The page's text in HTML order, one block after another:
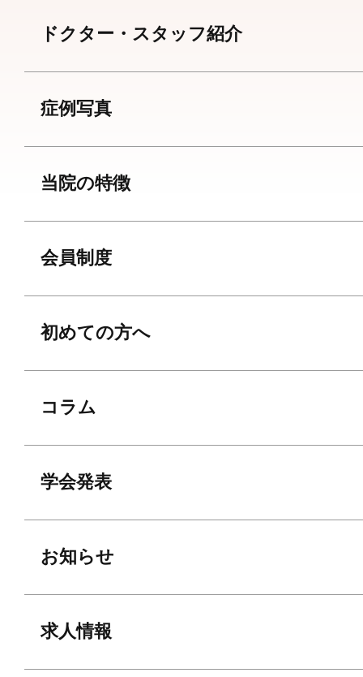
ドクター・スタッフ紹介
症例写真
当院の特徴
会員制度
初めての方へ
コラム
学会発表
お知らせ
求人情報